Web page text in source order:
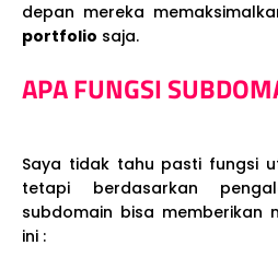
depan mereka
portfolio saja.
APA FUNGSI
Saya tidak tahu pasti fungsi
tetapi berdasarkan
subdomain bisa memberikan
ini :